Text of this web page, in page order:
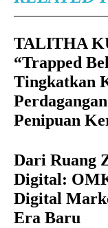
TALITHA
“Trapped
Tingkatkan
Penipuan
Dari Ruang
Digital:
Digital
Era Baru